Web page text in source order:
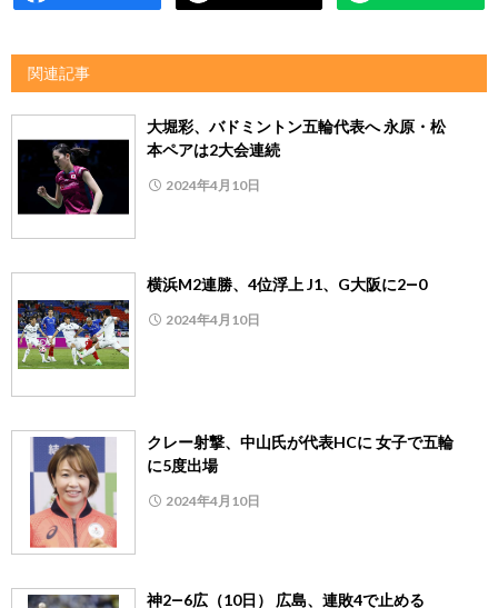
関連記事
大堀彩、バドミントン五輪代表へ 永原・松
本ペアは2大会連続
2024年4月10日
横浜M2連勝、4位浮上 J1、G大阪に2―0
2024年4月10日
クレー射撃、中山氏が代表HCに 女子で五輪
に5度出場
2024年4月10日
神2―6広（10日） 広島、連敗4で止める